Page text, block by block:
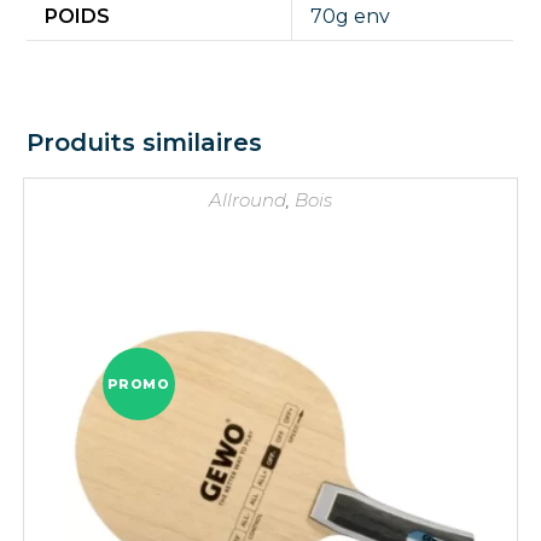
POIDS 70g env
Produits similaires
Allround, Bois
PROMO